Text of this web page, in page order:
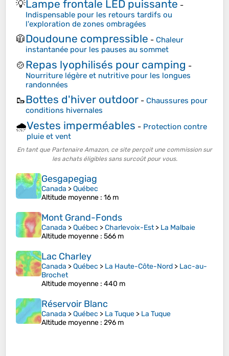
💡Lampe frontale LED puissante -
Indispensable pour les retours tardifs ou
l'exploration de zones ombragées
🧥Doudoune compressible - Chaleur
instantanée pour les pauses au sommet
🍲Repas lyophilisés pour camping -
Nourriture légère et nutritive pour les longues
randonnées
🥾Bottes d'hiver outdoor - Chaussures pour
conditions hivernales
🌧️Vestes imperméables - Protection contre
pluie et vent
En tant que Partenaire Amazon, ce site perçoit une commission sur
les achats éligibles sans surcoût pour vous.
Gesgapegiag
Canada >Québec
Altitude moyenne : 16 m
Mont Grand-Fonds
Canada >Québec >Charlevoix-Est> La Malbaie
Altitude moyenne : 566 m
Lac Charley
Canada >Québec > La Haute-Côte-Nord > Lac-au-
Brochet
Altitude moyenne : 440 m
Réservoir Blanc
Canada >Québec > La Tuque > La Tuque
Altitude moyenne : 296 m